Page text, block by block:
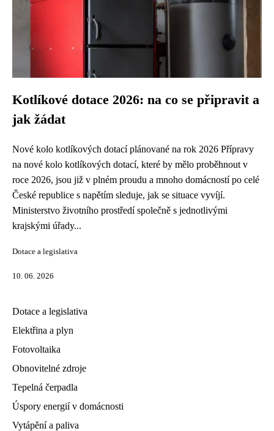
Kotlíkové dotace 2026: na co se připravit a
jak žádat
Nové kolo kotlíkových dotací plánované na rok 2026 Přípravy
na nové kolo kotlíkových dotací, které by mělo proběhnout v
roce 2026, jsou již v plném proudu a mnoho domácností po celé
České republice s napětím sleduje, jak se situace vyvíjí.
Ministerstvo životního prostředí společně s jednotlivými
krajskými úřady...
Dotace a legislativa
10. 06. 2026
Dotace a legislativa
Elektřina a plyn
Fotovoltaika
Obnovitelné zdroje
Tepelná čerpadla
Úspory energií v domácnosti
Vytápění a paliva